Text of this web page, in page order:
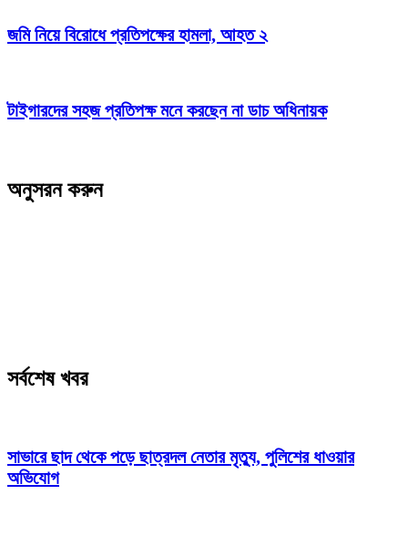
জমি নিয়ে বিরোধে প্রতিপক্ষের হামলা, আহত ২
টাইগারদের সহজ প্রতিপক্ষ মনে করছেন না ডাচ অধিনায়ক
অনুসরন করুন
সর্বশেষ খবর
সাভারে ছাদ থেকে পড়ে ছাত্রদল নেতার মৃত্যু, পুলিশের ধাওয়ার
অভিযোগ